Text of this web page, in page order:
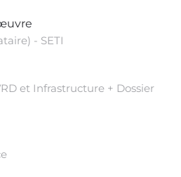
- SETI
et Infrastructure + Dossier